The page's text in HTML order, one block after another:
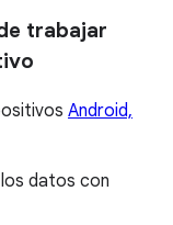
trabajar
Android,
datos con